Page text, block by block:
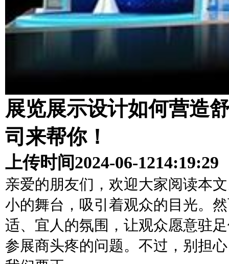
展览展示设计如何营造
司来帮你！
上传时间2024-06-1214:19:29
亲爱的朋友们，欢迎大家阅读本
小的舞台，吸引着观众的目光。
适、宜人的氛围，让观众愿意驻
参展商头疼的问题。不过，别担